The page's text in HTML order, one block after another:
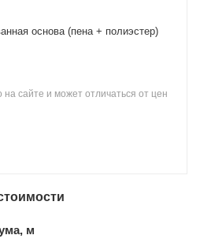
основа (пена + полиэстер)
на сайте и может отличаться от цен
м